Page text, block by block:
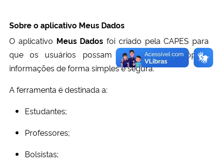
Sobre o aplicativo Meus Dados
O aplicativo Meus Dados foi criado pela CAPES para
que os usuários possam atualizar suas próprias
informações de forma simples e segura.
A ferramenta é destinada a:
Estudantes;
Professores;
Bolsistas;